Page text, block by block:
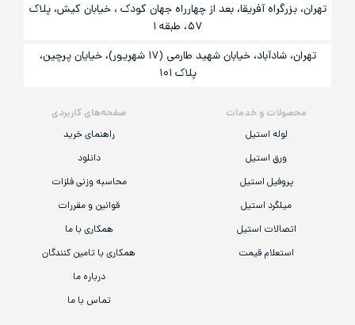
محصولات و خدمات
لوله استیل
ورق استیل
پروفیل استیل
میلگرد استیل
اتصالات استیل
استعلام قیمت
صفحه‌های کاربردی
راهنمای خرید
دانلود
محاسبه وزنی فلزات
قوانین و مقررات
همکاری با ما
همکاری با تامین کنندگان
درباره ما
تماس با ما
تهران، بزرگراه آفریقا، بعد از چهارراه جهان کودک ، خیابان کیش، پلاک
۵۷، طبقه ۱
تهران، شادآباد، خیابان شهید طارمی (۱۷ شهریور)، خیایان پرچین،
پلاک ۱۰۱